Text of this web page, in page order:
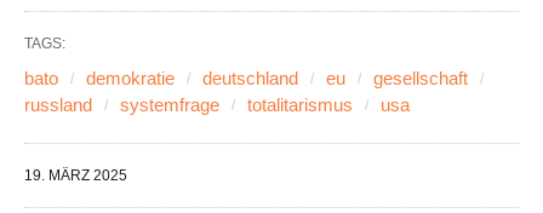
TAGS:
bato demokratie deutschland eu
gesellschaft
russland
systemfrage totalitarismus usa
19. MÄRZ 2025